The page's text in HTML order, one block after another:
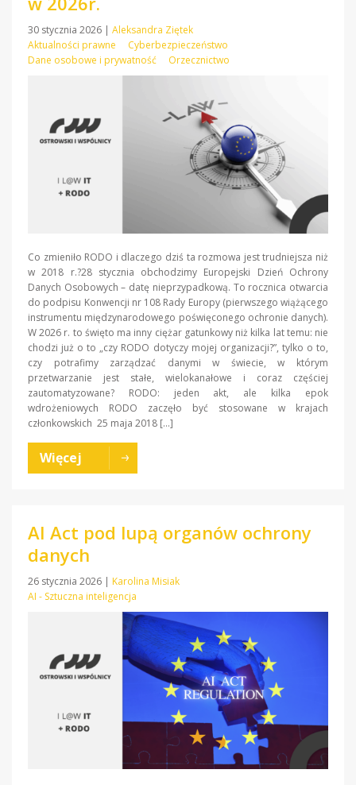
30 stycznia 2026 | Aleksandra Ziętek
Aktualności prawne
Cyberbezpieczeństwo
Dane osobowe i prywatność
Orzecznictwo
Co zmieniło RODO i dlaczego dziś ta rozmowa jest trudniejsza niż
w 2018 r.?28 stycznia obchodzimy Europejski Dzień Ochrony
Danych Osobowych – datę nieprzypadkową. To rocznica otwarcia
do podpisu Konwencji nr 108 Rady Europy (pierwszego wiążącego
instrumentu międzynarodowego poświęconego ochronie danych).
W 2026 r. to święto ma inny ciężar gatunkowy niż kilka lat temu: nie
chodzi już o to „czy RODO dotyczy mojej organizacji?”, tylko o to,
czy potrafimy zarządzać danymi w świecie, w którym
przetwarzanie jest stałe, wielokanałowe i coraz częściej
zautomatyzowane? RODO: jeden akt, ale kilka epok
wdrożeniowych RODO zaczęło być stosowane w krajach
członkowskich 25 maja 2018 […]
Więcej
AI Act pod lupą organów ochrony
danych
26 stycznia 2026 | Karolina Misiak
AI - Sztuczna inteligencja